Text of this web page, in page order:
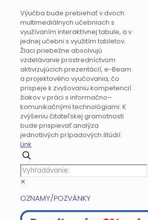
Výučba bude prebiehať v dvoch
multimediálnych učebniach s
využívaním interaktívnej tabule, a v
jednej učebni s využitím tabletov.
Žiaci priebežne absolvujú
vzdelávanie prostredníctvom
aktivizujúcich prezentácií, e-Beam
a projektového vyučovania, čo
prispeje k zvyšovaniu kompetencií
žiakov v práci s informačno–
komunikačnými technológiami. K
zvýšeniu čitateľskej gramotnosti
bude prispievať analýza
jednotlivých prípadových štúdií.
Link
✕
OZNAMY/POZVÁNKY